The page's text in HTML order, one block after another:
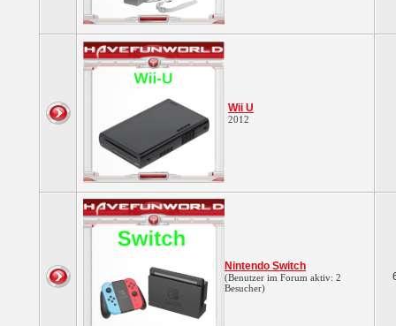
Wii U
2012
Nintendo Switch
(Benutzer im Forum aktiv: 2
Besucher)